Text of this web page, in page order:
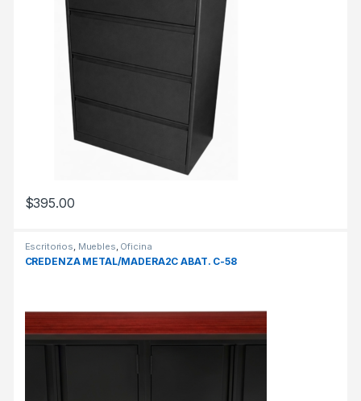
$395.00
Escritorios, Muebles, Oficina
CREDENZA METAL/MADERA2C ABAT. C-58